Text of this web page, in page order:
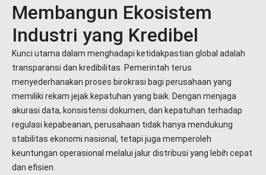
Membangun Ekosistem
Industri yang Kredibel
Kunci utama dalam menghadapi ketidakpastian global adalah
transparansi dan kredibilitas. Pemerintah terus
menyederhanakan proses birokrasi bagi perusahaan yang
memiliki rekam jejak kepatuhan yang baik. Dengan menjaga
akurasi data, konsistensi dokumen, dan kepatuhan terhadap
regulasi kepabeanan, perusahaan tidak hanya mendukung
stabilitas ekonomi nasional, tetapi juga memperoleh
keuntungan operasional melalui jalur distribusi yang lebih cepat
dan efisien.